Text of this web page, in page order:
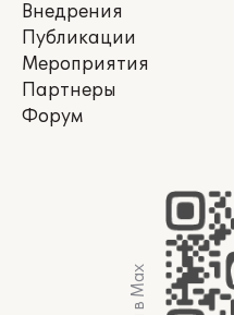
Внедрения
Публикации
Мероприятия
Партнеры
Форум